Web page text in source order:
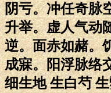
阴亏。冲任奇脉
升举。虚人气动
逆。面赤如赭。
成寐。阳浮脉络
细生地 生白芍